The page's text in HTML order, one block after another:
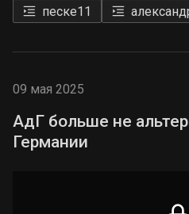
песке11
09 мая 2025
АдГ больше не
Германии